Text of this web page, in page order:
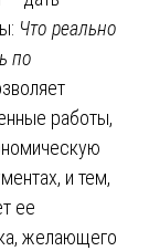
Что реально
по
работы,
и тем,
ее
желающего